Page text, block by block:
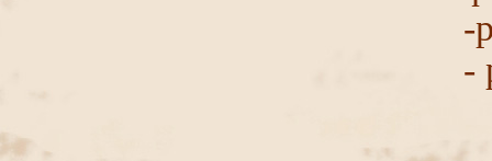
-
-